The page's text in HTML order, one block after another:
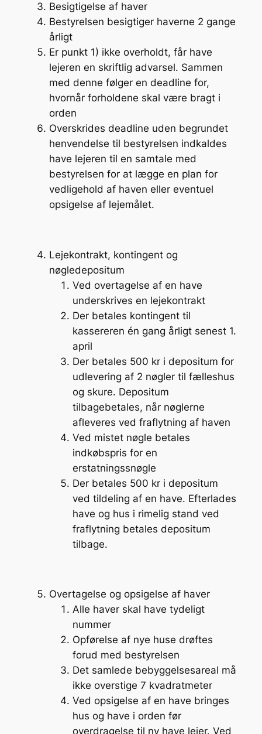
Besigtigelse af haver
Bestyrelsen besigtiger haverne 2 gange
årligt
Er punkt 1) ikke overholdt, får have
lejeren en skriftlig advarsel. Sammen
med denne følger en deadline for,
hvornår forholdene skal være bragt i
orden
Overskrides deadline uden begrundet
henvendelse til bestyrelsen indkaldes
have lejeren til en samtale med
bestyrelsen for at lægge en plan for
vedligehold af haven eller eventuel
opsigelse af lejemålet.
Lejekontrakt, kontingent og
nøgledepositum
Ved overtagelse af en have
underskrives en lejekontrakt
Der betales kontingent til
kassereren én gang årligt senest 1.
april
Der betales 500 kr i depositum for
udlevering af 2 nøgler til fælleshus
og skure. Depositum
tilbagebetales, når nøglerne
afleveres ved fraflytning af haven
Ved mistet nøgle betales
indkøbspris for en
erstatningssnøgle
Der betales 500 kr i depositum
ved tildeling af en have. Efterlades
have og hus i rimelig stand ved
fraflytning betales depositum
tilbage.
Overtagelse og opsigelse af haver
Alle haver skal have tydeligt
nummer
Opførelse af nye huse drøftes
forud med bestyrelsen
Det samlede bebyggelsesareal må
ikke overstige 7 kvadratmeter
Ved opsigelse af en have bringes
hus og have i orden før
overdragelse til ny have lejer. Ved